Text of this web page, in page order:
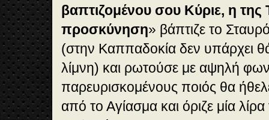
βαπτιζομένου σου Κύριε, η
προσκύνηση» βάπτιζε το
(στην Καππαδοκία δεν υπάρχει
λίμνη) και ρωτούσε με αψηλή
παρευρισκομένους ποιός θα
από το Αγίασμα και όριζε μία